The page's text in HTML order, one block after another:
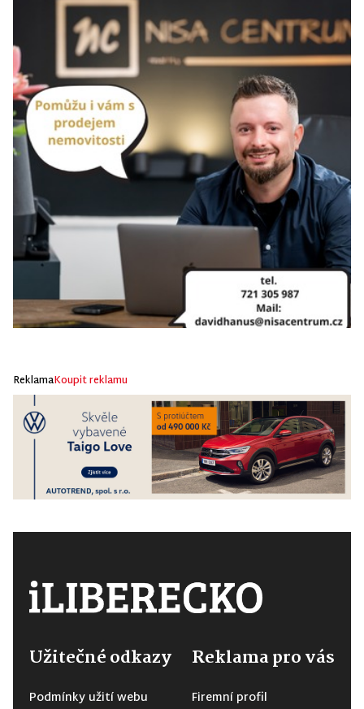
ReklamaKoupit reklamu
Užitečné odkazy
Podmínky užití webu
Reklama pro vás
Firemní profil